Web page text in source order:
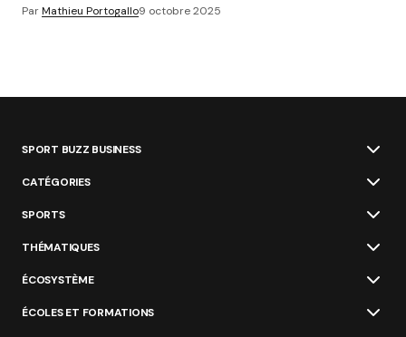
ParMathieu Portogallo9 octobre 2025
SPORT BUZZ BUSINESS
CATÉGORIES
SPORTS
THÉMATIQUES
ÉCOSYSTÈME
ÉCOLES ET FORMATIONS